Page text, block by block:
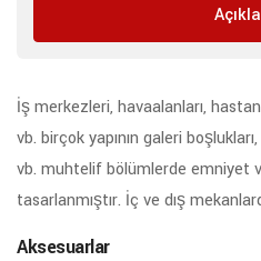
İş merkezleri, havaalanları,
vb. birçok yapının galeri
vb. muhtelif bölümlerde emniyet
tasarlanmıştır. İç ve dış
Aksesuarlar